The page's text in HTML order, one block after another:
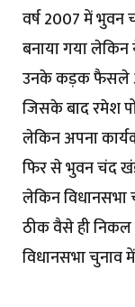
वर्ष 2007 में भुवन
बनाया गया
उनके कड़क फैसले
जिसके बाद रमेश
लेकिन अपना
फिर से भुवन चंद
लेकिन विधानसभा
ठीक वैसे ही निकल
विधानसभा चुनाव